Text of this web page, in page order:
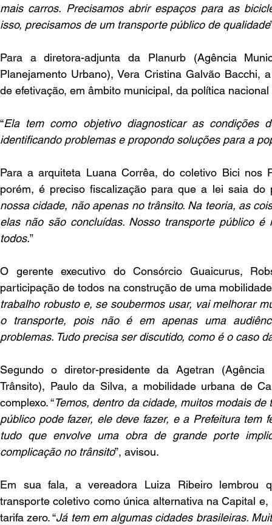
mais carros. Precisamos abrir espaços para as
isso, precisamos de um transporte público de qualidade
Para a diretora-adjunta da Planurb (Agência
Planejamento Urbano), Vera Cristina Galvão Bacchi,
de efetivação, em âmbito municipal, da política
“Ela tem como objetivo diagnosticar as condições
identificando problemas e propondo soluções para a
Para a arquiteta Luana Corrêa, do coletivo Bici nos
porém, é preciso fiscalização para que a lei saia do
nossa cidade, não apenas no trânsito. Na teoria, as
elas não são concluídas. Nosso transporte público é
todos.”
O gerente executivo do Consórcio Guaicurus,
participação de todos na construção de uma
trabalho robusto e, se soubermos usar, vai melhorar
o transporte, pois não é em apenas uma
problemas. Tudo precisa ser discutido, como é o caso
Segundo o diretor-presidente da Agetran
Trânsito), Paulo da Silva, a mobilidade urbana de
complexo. “Temos, dentro da cidade, muitos modais de
público pode fazer, ele deve fazer, e a Prefeitura tem
tudo que envolve uma obra de grande porte
complicação no trânsito”, avisou.
Em sua fala, a vereadora Luiza Ribeiro lembrou
transporte coletivo como única alternativa na Capital
tarifa zero. “Já tem em algumas cidades brasileiras.